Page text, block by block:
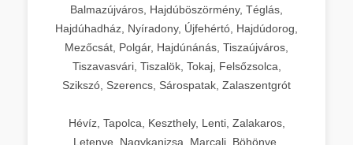
Balmazújváros, Hajdúböszörmény, Téglás,
Hajdúhadház, Nyíradony, Újfehértó, Hajdúdorog,
Mezőcsát, Polgár, Hajdúnánás, Tiszaújváros,
Tiszavasvári, Tiszalök, Tokaj, Felsőzsolca,
Szikszó, Szerencs, Sárospatak, Zalaszentgrót
Hévíz, Tapolca, Keszthely, Lenti, Zalakaros,
Letenye, Nagykanizsa, Marcali, Böhönye,